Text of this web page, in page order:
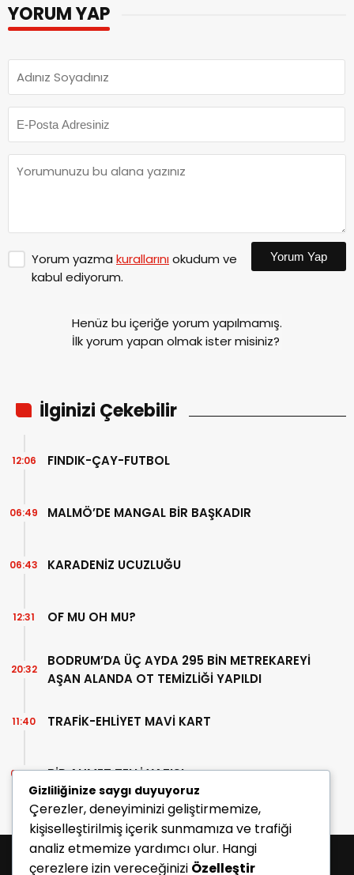
YORUM YAP
Yorum yazma kurallarınıokudum ve
kabul ediyorum.
Yorum Yap
Henüz bu içeriğe yorum yapılmamış.
İlk yorum yapan olmak ister misiniz?
İlginizi Çekebilir
FINDIK-ÇAY-FUTBOL
12:06
MALMÖ’DE MANGAL BİR BAŞKADIR
06:49
KARADENİZ UCUZLUĞU
06:43
OF MU OH MU?
12:31
BODRUM’DA ÜÇ AYDA 295 BİN METREKAREYİ
AŞAN ALANDA OT TEMİZLİĞİ YAPILDI
20:32
TRAFİK-EHLİYET MAVİ KART
11:40
BİR AHMET TELLİ YAZISI
07:30
Gizliliğinize saygı duyuyoruz
Çerezler, deneyiminizi geliştirmemize,
kişiselleştirilmiş içerik sunmamıza ve trafiği
analiz etmemize yardımcı olur. Hangi
çerezlere izin vereceğinizi Özelleştir